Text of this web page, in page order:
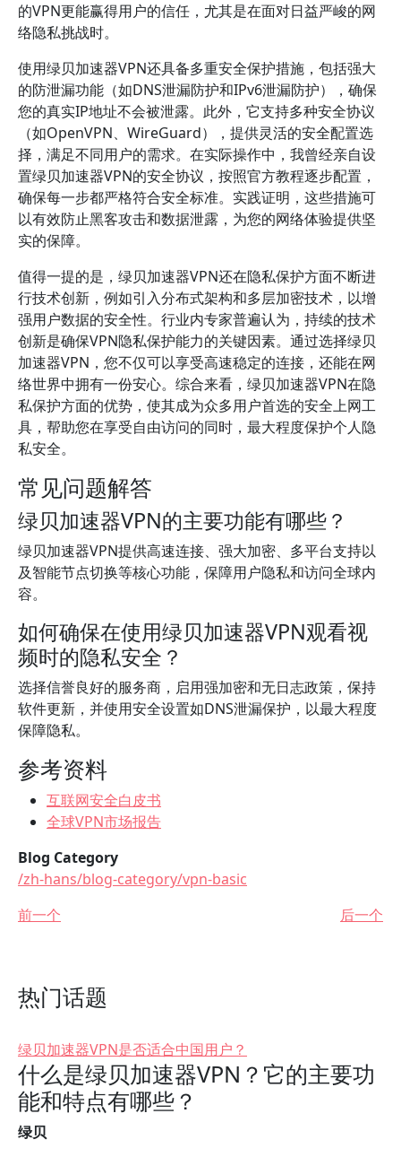
的VPN更能赢得用户的信任，尤其是在面对日益严峻的网
络隐私挑战时。
使用绿贝加速器VPN还具备多重安全保护措施，包括强大
的防泄漏功能（如DNS泄漏防护和IPv6泄漏防护），确保
您的真实IP地址不会被泄露。此外，它支持多种安全协议
（如OpenVPN、WireGuard），提供灵活的安全配置选
择，满足不同用户的需求。在实际操作中，我曾经亲自设
置绿贝加速器VPN的安全协议，按照官方教程逐步配置，
确保每一步都严格符合安全标准。实践证明，这些措施可
以有效防止黑客攻击和数据泄露，为您的网络体验提供坚
实的保障。
值得一提的是，绿贝加速器VPN还在隐私保护方面不断进
行技术创新，例如引入分布式架构和多层加密技术，以增
强用户数据的安全性。行业内专家普遍认为，持续的技术
创新是确保VPN隐私保护能力的关键因素。通过选择绿贝
加速器VPN，您不仅可以享受高速稳定的连接，还能在网
络世界中拥有一份安心。综合来看，绿贝加速器VPN在隐
私保护方面的优势，使其成为众多用户首选的安全上网工
具，帮助您在享受自由访问的同时，最大程度保护个人隐
私安全。
常见问题解答
绿贝加速器VPN的主要功能有哪些？
绿贝加速器VPN提供高速连接、强大加密、多平台支持以
及智能节点切换等核心功能，保障用户隐私和访问全球内
容。
如何确保在使用绿贝加速器VPN观看视
频时的隐私安全？
选择信誉良好的服务商，启用强加密和无日志政策，保持
软件更新，并使用安全设置如DNS泄漏保护，以最大程度
保障隐私。
参考资料
互联网安全白皮书
全球VPN市场报告
Blog Category
/zh-hans/blog-category/vpn-basic
前一个
后一个
热门话题
绿贝加速器VPN是否适合中国用户？
什么是绿贝加速器VPN？它的主要功
能和特点有哪些？
绿贝